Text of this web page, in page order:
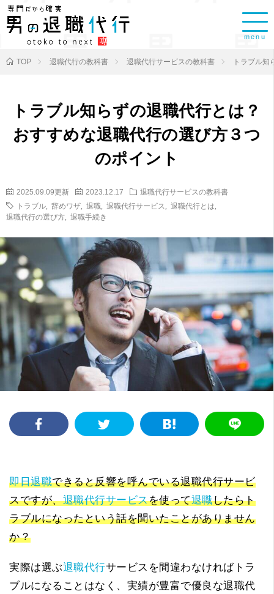
menu
TOP 退職代行の教科書 退職代行サービスの教科書 トラブル知
トラブル知らずの退職代行とは？
おすすめな退職代行の選び方３つ
のポイント
2025.09.09更新 2023.12.17
退職代行サービスの教科書
トラブル
辞めワザ 退職 退職代行サービス 退職代行とは
退職代行の選び方
退職手続き
即日退職できると反響を呼んでいる退職代行サービ
スですが、退職代行サービスを使って退職したらト
ラブルになったという話を聞いたことがありません
か？
実際は選ぶ退職代行サービスを間違わなければトラ
ブルになることはなく、実績が豊富で優良な退職代